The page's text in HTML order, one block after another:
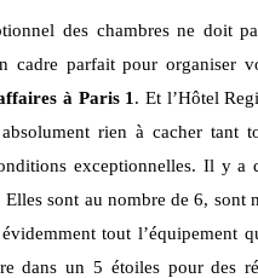
des chambres ne doit
cadre parfait pour organiser
à Paris 1 . Et l’Hôtel
rien à cacher tant
exceptionnelles. Il y a
Elles sont au nombre de 6, sont
tout l’équipement
dans un 5 étoiles pour des